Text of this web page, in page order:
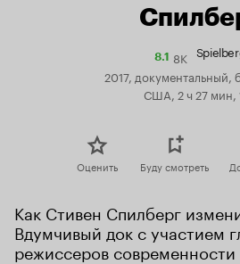
8.1Рейтинг
Кинопоиска
8K
2017, документальный,
США, 2 ч 27 мин,
Оценить Буду смотреть
Как Стивен Спилберг
Вдумчивый док с участием
режиссеров современности